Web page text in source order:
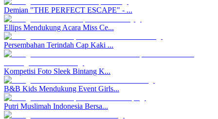
Demian "THE PERFECT ESCAPE" - ...
Ellips Mendukung Acara Miss Ce...
Persembahan Terindah Cap Kaki ...
Kompetisi Foto Sleek Bintang K...
B&B Kids Mendukung Event Girls...
Putri Muslimah Indonesia Bersa...